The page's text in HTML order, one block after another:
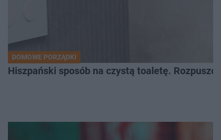
DOMOWE PORZĄDKI
Hiszpański sposób na czystą toaletę.